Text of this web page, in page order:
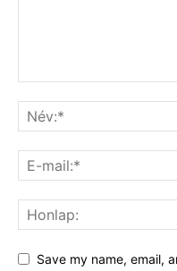
Save my name, email,